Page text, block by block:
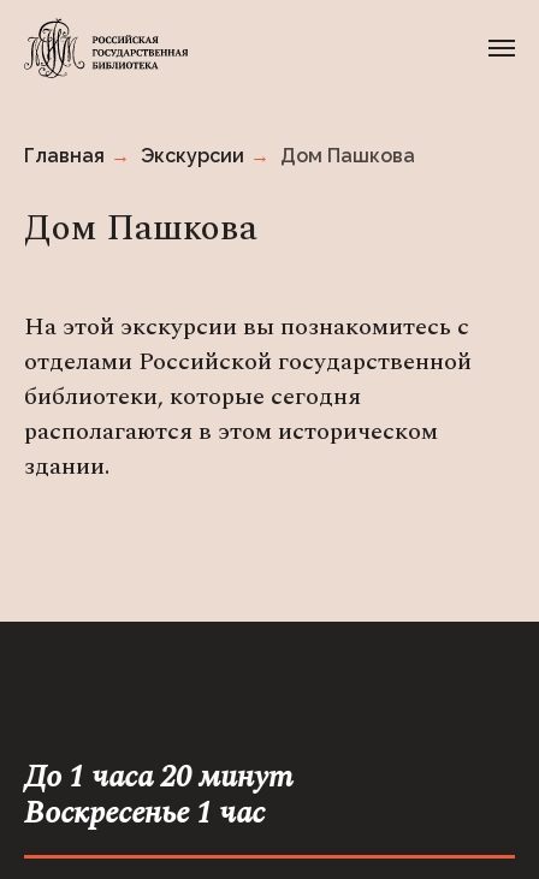
Главная → Экскурсии → Дом Пашкова
Дом Пашкова
На этой экскурсии вы познакомитесь с
отделами Российской государственной
библиотеки, которые сегодня
располагаются в этом историческом
здании.
До 1 часа 20 минут
Воскресенье 1 час